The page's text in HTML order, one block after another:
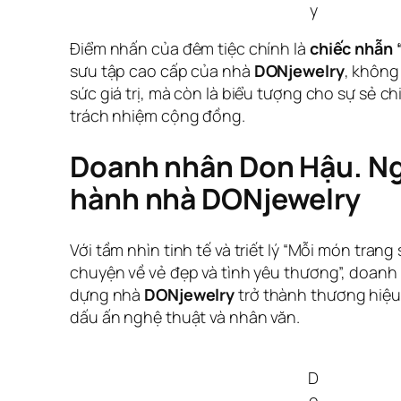
y
Điểm nhấn của đêm tiệc chính là chiếc nhẫn
sưu tập cao cấp của nhà DONjewelry,
sức giá trị, mà còn là biểu tượng cho sự sẻ
trách nhiệm cộng đồng.
Doanh nhân Don Hậu.
hành nhà DONjewelry
Với tầm nhìn tinh tế và triết lý “Mỗi món trang
chuyện về vẻ đẹp và tình yêu thương”,
dựng nhà DONjewelrytrở thành thương
dấu ấn nghệ thuật và nhân văn.
D